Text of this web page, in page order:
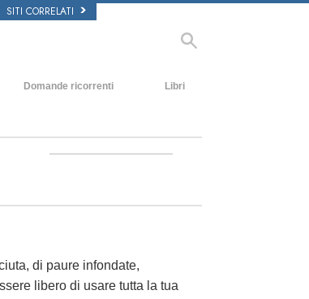
SITI CORRELATI
Domande ricorrenti Libri
di paure infondate,
libero di usare tutta la tua